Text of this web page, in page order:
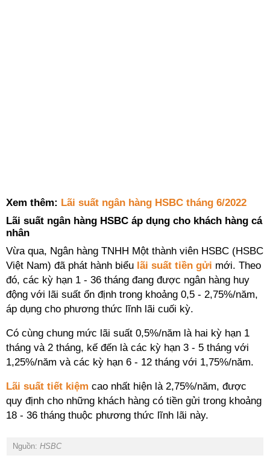
Xem thêm: Lãi suất ngân hàng HSBC tháng 6/2022
Lãi suất ngân hàng HSBC áp dụng cho khách hàng cá
nhân
Vừa qua, Ngân hàng TNHH Một thành viên HSBC (HSBC
Việt Nam) đã phát hành biểu lãi suất tiền gửi mới. Theo
đó, các kỳ hạn 1 - 36 tháng đang được ngân hàng huy
động với lãi suất ổn định trong khoảng 0,5 - 2,75%/năm,
áp dụng cho phương thức lĩnh lãi cuối kỳ.
Có cùng chung mức lãi suất 0,5%/năm là hai kỳ hạn 1
tháng và 2 tháng, kế đến là các kỳ hạn 3 - 5 tháng với
1,25%/năm và các kỳ hạn 6 - 12 tháng với 1,75%/năm.
Lãi suất tiết kiệm cao nhất hiện là 2,75%/năm, được
quy định cho những khách hàng có tiền gửi trong khoảng
18 - 36 tháng thuộc phương thức lĩnh lãi này.
Nguồn: HSBC